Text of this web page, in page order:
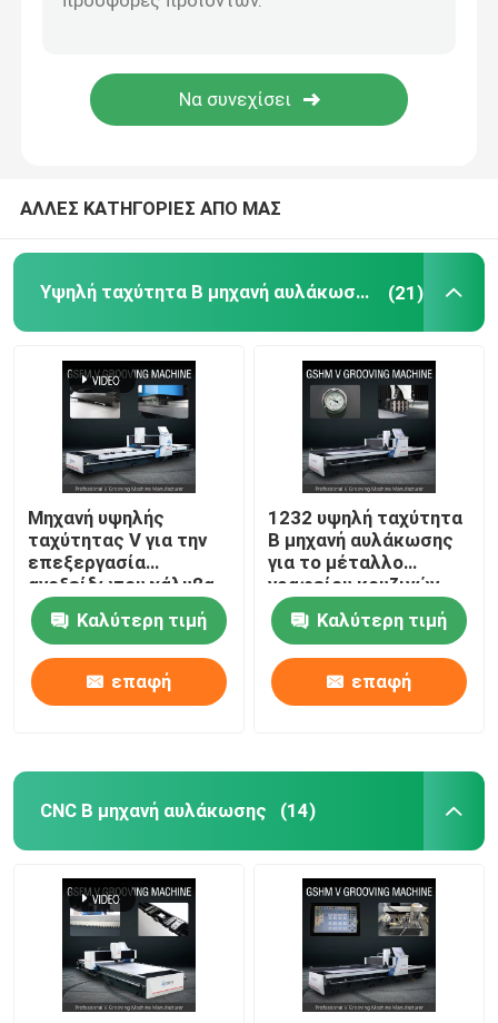
Β μηχανή αυλακιού για το μέταλλο
ΑΛΛΕΣ ΚΑΤΗΓΟΡΙΕΣ ΑΠΟ ΜΑΣ
Υψηλή ταχύτητα Β μηχανή αυλάκωσης (21)
Μηχανή υψηλής
ταχύτητας V για την
επεξεργασία
ανοξείδωτου χάλυβα
για διακόσμηση
σπιτιώνΚαλύτερη τιμή
επαφή
1232 υψηλή ταχύτητα
Β μηχανή αυλάκωσης
για το μέταλλο
γραφείου κουζινών
που αυλακώνει τη
μηχανήΚαλύτερη τιμή
επαφή
CNC Β μηχανή αυλάκωσης (14)